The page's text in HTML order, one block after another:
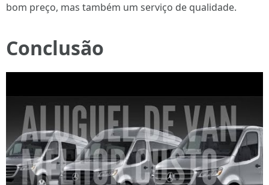
bom preço, mas também um serviço de qualidade.
Conclusão